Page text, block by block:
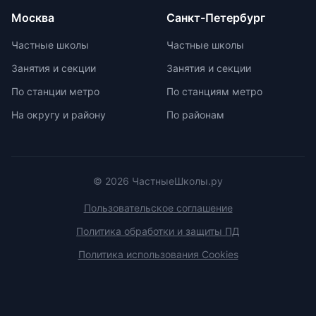
тренировочные сборы,
интенсивные занятия, практикумы,
индивидуальные консультации.
Участие в международных
новый опыт, пройти серьезную
Москва
Частные школы
Занятия и секции
По станции метро
На округу и району
Санкт-Петербург
Частные школы
Занятия и секции
По станциям метро
По районам
© 2026 ЧастныеШколы.ру
Пользовательское соглашение
Политика обработки и защиты ПД
Политика использования Cookies